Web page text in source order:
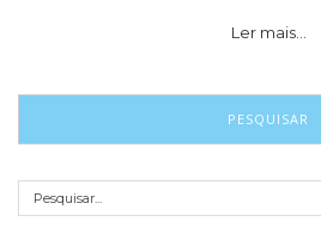
Ler mais…
PESQUISAR